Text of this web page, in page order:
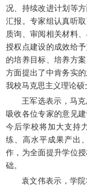
况、持续改进计划等
汇报。专家组认真听
质询、审阅相关材料
授权点建设的成效给
的培养目标、培养方
方面提出了中肯务实
我校马克思主义理论硕
王军选表示，马
吸收各位专家的意见
今后学校将加大支持
练、高水平成果产出
作，为全面提升学位
础。
袁文伟表示，学